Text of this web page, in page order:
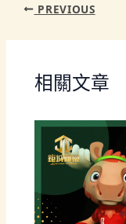
PREVIOUS
相關文章